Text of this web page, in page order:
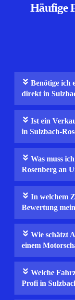
Häufige
Benötige ich
direkt in
Ist ein
in Sulzbach-
Was muss
Rosenberg an
In welchem
Bewertung
Wie schätzt
einem
Welche
Profi in